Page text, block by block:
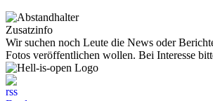
Zusatzinfo
Wir suchen noch Leute die News oder
Fotos veröffentlichen wollen. Bei Interesse